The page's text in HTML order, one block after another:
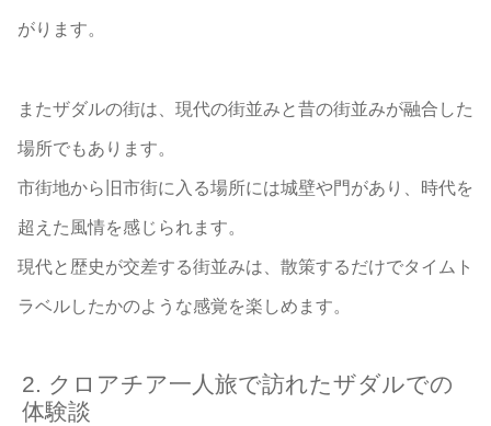
がります。
またザダルの街は、現代の街並みと昔の街並みが融合した
場所でもあります。
市街地から旧市街に入る場所には城壁や門があり、時代を
超えた風情を感じられます。
現代と歴史が交差する街並みは、散策するだけでタイムト
ラベルしたかのような感覚を楽しめます。
クロアチア一人旅で訪れたザダルでの
体験談